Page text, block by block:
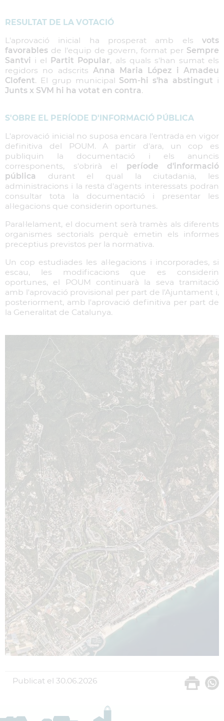
RESULTAT DE LA VOTACIÓ
L'aprovació inicial ha prosperat amb els vots
favorables de l'equip de govern, format per Sempre
Santvi i el Partit Popular, als quals s'han sumat els
regidors no adscrits Anna Maria López i Amadeu
Clofent. El grup municipal Som-hi s'ha abstingut i
Junts x SVM hi ha votat en contra.
S'OBRE EL PERÍODE D'INFORMACIÓ PÚBLICA
L'aprovació inicial no suposa encara l'entrada en vigor
definitiva del POUM. A partir d'ara, un cop es
publiquin la documentació i els anuncis
corresponents, s'obrirà el període d'informació
pública
durant el qual la ciutadania, les
administracions i la resta d'agents interessats podran
consultar tota la documentació i presentar les
al·legacions que considerin oportunes.
Paral·lelament, el document serà tramès als diferents
organismes sectorials perquè emetin els informes
preceptius previstos per la normativa.
Un cop estudiades les al·legacions i incorporades, si
escau, les modificacions que es considerin
oportunes, el POUM continuarà la seva tramitació
amb l'aprovació provisional per part de l'Ajuntament i,
posteriorment, amb l'aprovació definitiva per part de
la Generalitat de Catalunya.
Publicat el 30.06.2026